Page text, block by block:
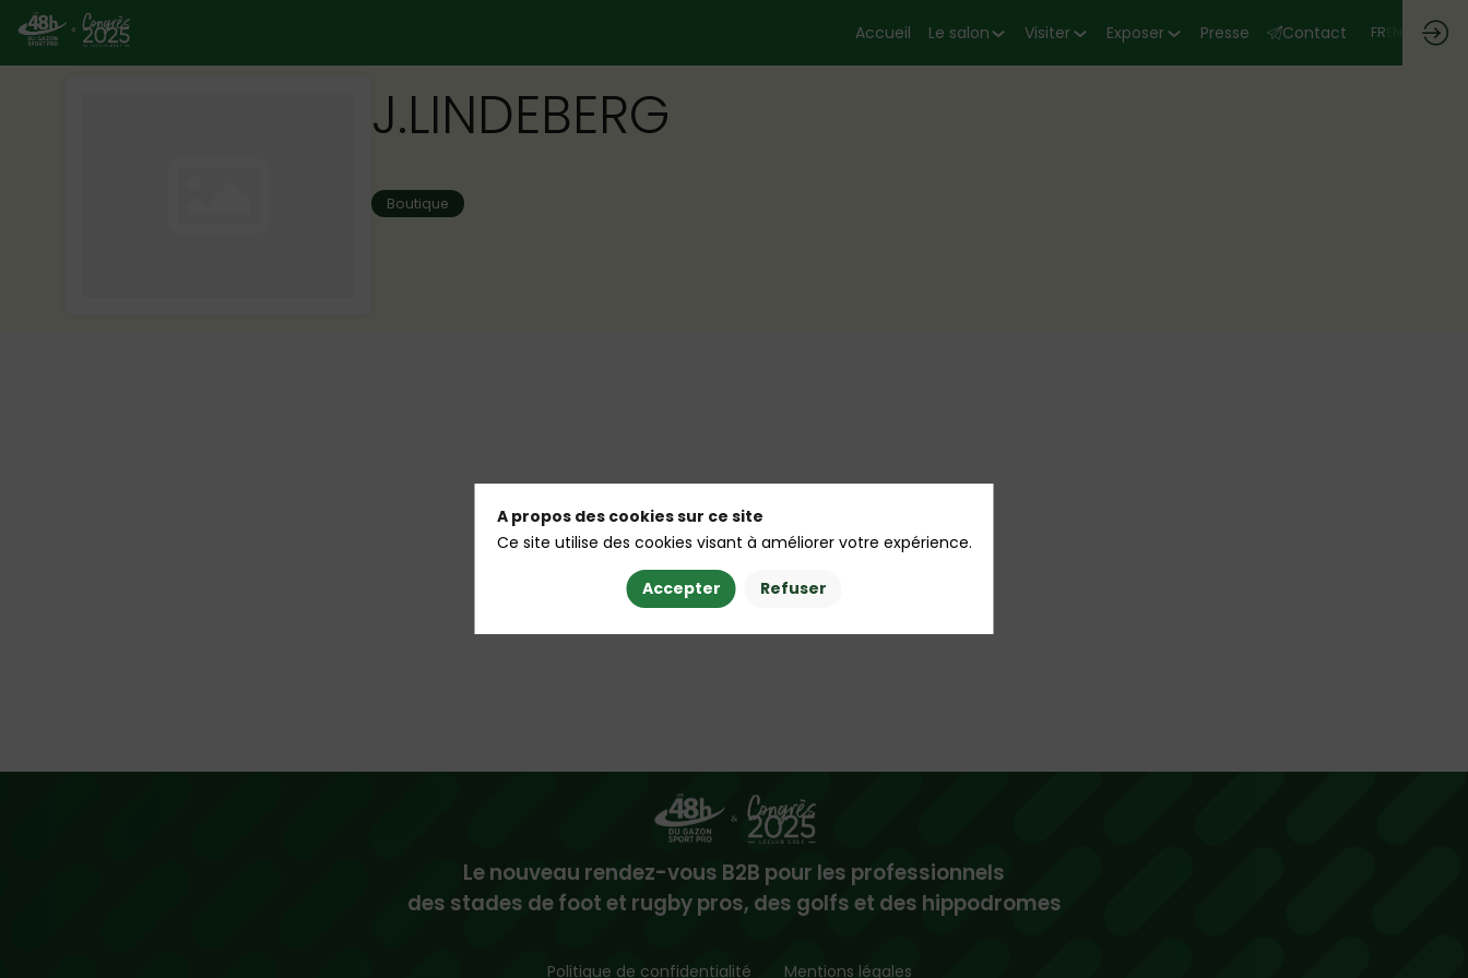
Accueil Le salon Visiter Exposer Presse Contact FR
J.LINDEBERG
Boutique
Le nouveau rendez-vous B2B pour les professionnels
des stades de foot et rugby pros, des golfs et des hippodromes
Politique de confidentialité Mentions légales
A propos des cookies sur ce site
Ce site utilise des cookies visant à améliorer votre expérience.
Accepter Refuser